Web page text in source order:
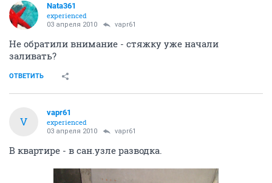
Nata361
experienced
03 апреля 2010 vapr61
Не обратили внимание - стяжку уже начали
заливать?
ОТВЕТИТЬ
V
vapr61
experienced
03 апреля 2010 vapr61
В квартире - в сан.узле разводка.